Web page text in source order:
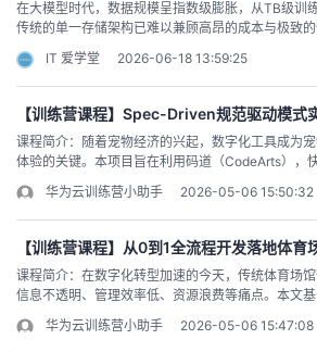
个
人
主
我
的
者
我
在大模型时代，数据规模呈指数级膨胀，从TB级训
传统的单一存储架构已难以兼顾高昂的成本与极致
层技术，通过精准匹配数据在不同生命周期阶段的
数据底座的核心解法。其适配大模型全生命周期的
维度进行深度解析：首先，在数据采集与预处理阶
低成本存储”。大模型训练需要消耗海量的原始文本
处于“冷”或“温”状态的数据访问频率极低，但体量
采用对象存储结合纠删码编码技术，以极低的单位
存。同时，借助智能数据编织层，系统能在数据入
态分片，为后续的高效计算做好数据准备，大幅缩
模型训练阶段，存储需切换至“全闪存高性能热层”。
敏感，GPU集群的算力若因等待数据而空转，将造
存储系统需将高频访问的训练数据集、模型检查点
超低延迟、高吞吐的“热数据”通路，能够确保千亿参
代，彻底打通算力与数据的I/O瓶颈。第三，在推理
备“弹性响应与智能预热”能力。模型上线后，请求的
性。针对推理场景，存储系统可通过ZNS SSD实现
IT 爱学堂 2026-06-18 13:59:25
【训练营课程】Spec-Driven规范驱动模式
课程简介：随着宠物经济的兴起，数字化工具成为
体验的关键。本项目旨在利用码道（CodeArts），
需求的宠物店预约小程序。基于Spec-Driven规范驱
宠物小程序服务应用。课程资料：cid:link_0
华为云训练营小助手 2026-05-06 15:50:32
【训练营课程】从0到1全流程开发落地体育
课程简介：在数字化转型加速的今天，传统体育场馆
信息不透明、管理效率低、资源浪费等痛点。本文
AI 编程平台，完整复现一款商用级体育场馆预约小
程材料：cid:link_0
华为云训练营小助手 2026-05-06 15:47:08